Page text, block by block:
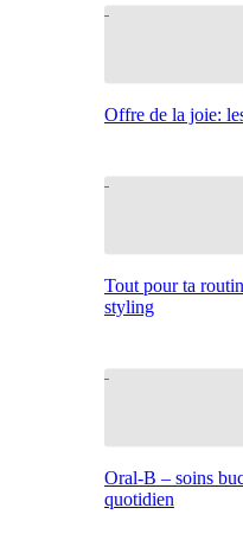
Offre de la joie:
Tout pour ta
styling
Oral-B – soins
quotidien